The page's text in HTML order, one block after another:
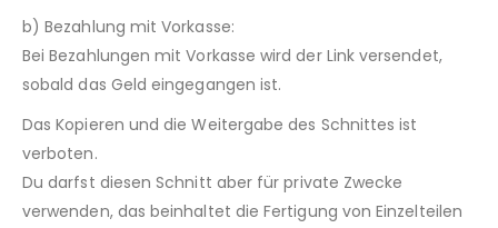
b) Bezahlung mit Vorkasse:
Bei Bezahlungen mit Vorkasse wird der Link versendet,
sobald das Geld eingegangen ist.
Das Kopieren und die Weitergabe des Schnittes ist
verboten.
Du darfst diesen Schnitt aber für private Zwecke
verwenden, das beinhaltet die Fertigung von Einzelteilen